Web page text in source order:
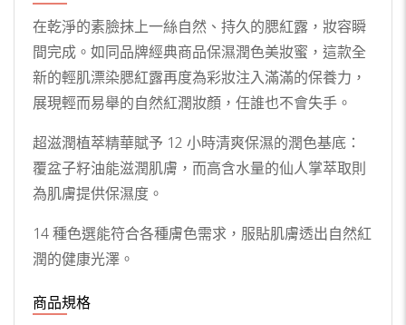
在乾淨的素臉抹上一絲自然、持久的腮紅露，妝容瞬
間完成。如同品牌經典商品保濕潤色美妝蜜，這款全
新的輕肌漂染腮紅露再度為彩妝注入滿滿的保養力，
展現輕而易舉的自然紅潤妝顏，任誰也不會失手。
超滋潤植萃精華賦予 12 小時清爽保濕的潤色基底：
覆盆子籽油能滋潤肌膚，而高含水量的仙人掌萃取則
為肌膚提供保濕度。
14 種色選能符合各種膚色需求，服貼肌膚透出自然紅
潤的健康光澤。
商品規格